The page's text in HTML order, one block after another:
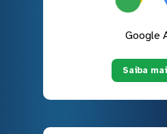
Google
Saiba